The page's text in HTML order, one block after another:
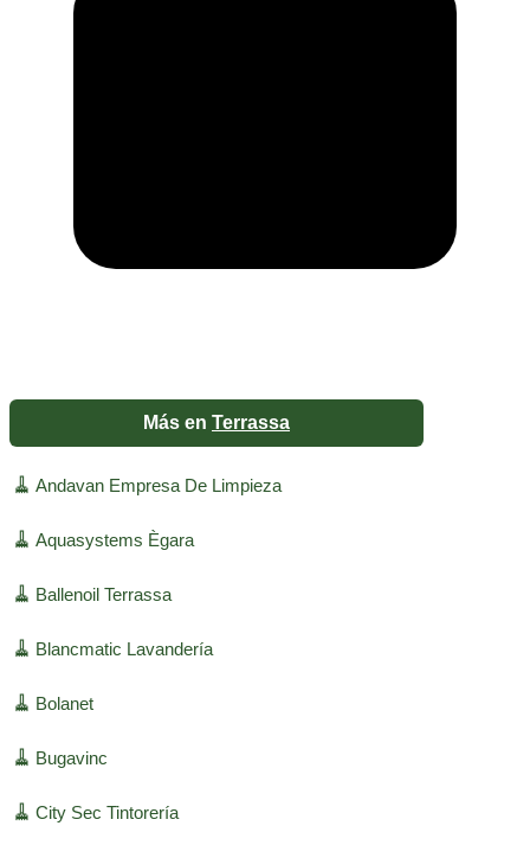
Más en Terrassa
🧹 Andavan Empresa De Limpieza
🧹 Aquasystems Ègara
🧹 Ballenoil Terrassa
🧹 Blancmatic Lavandería
🧹 Bolanet
🧹 Bugavinc
🧹 City Sec Tintorería